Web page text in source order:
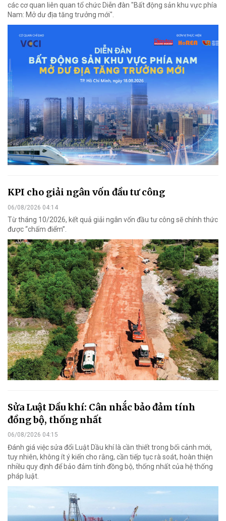
các cơ quan liên quan tổ chức Diễn đàn "Bất động sản khu vực phía
Nam: Mở dư địa tăng trưởng mới".
KPI cho giải ngân vốn đầu tư công
06/08/2026 04:14
Từ tháng 10/2026, kết quả giải ngân vốn đầu tư công sẽ chính thức
được “chấm điểm”.
Sửa Luật Dầu khí: Cân nhắc bảo đảm tính
đồng bộ, thống nhất
06/08/2026 04:15
Đánh giá việc sửa đổi Luật Dầu khí là cần thiết trong bối cảnh mới,
tuy nhiên, không ít ý kiến cho rằng, cần tiếp tục rà soát, hoàn thiện
nhiều quy định để bảo đảm tính đồng bộ, thống nhất của hệ thống
pháp luật.